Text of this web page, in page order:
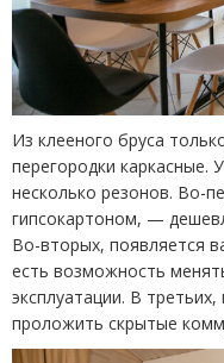
Из клееного бруса
перегородки каркасные.
несколько резонов. Во-
гипсокартоном, —
Во-вторых, появляется
есть возможность
эксплуатации. В
проложить скрытые